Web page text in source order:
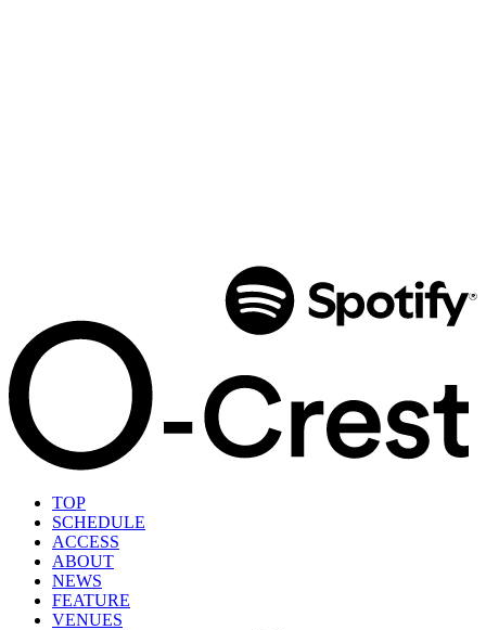
TOP
SCHEDULE
ACCESS
ABOUT
NEWS
FEATURE
VENUES